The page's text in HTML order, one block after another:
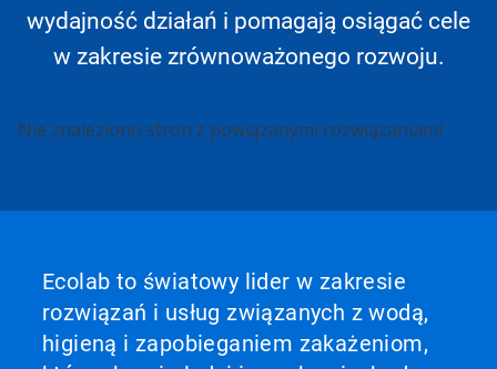
wydajność działań i pomagają osiągać cele
w zakresie zrównoważonego rozwoju.
Nie znaleziono stron z powiązanymi rozwiązaniami
Ecolab to światowy lider w zakresie
rozwiązań i usług związanych z wodą,
higieną i zapobieganiem zakażeniom,